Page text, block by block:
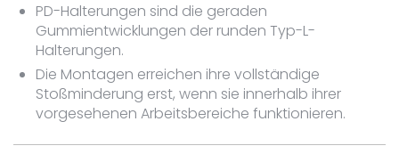
PD-Halterungen sind die geraden
Gummientwicklungen der runden Typ-L-
Halterungen.
Die Montagen erreichen ihre vollständige
Stoßminderung erst, wenn sie innerhalb ihrer
vorgesehenen Arbeitsbereiche funktionieren.